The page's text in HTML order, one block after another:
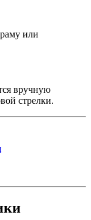
или
вручную
стрелки.